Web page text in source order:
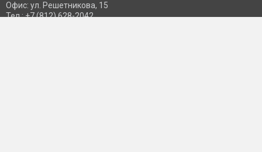
Офис: ул. Решетникова, 15
Тел.: +7 (812) 628-2042